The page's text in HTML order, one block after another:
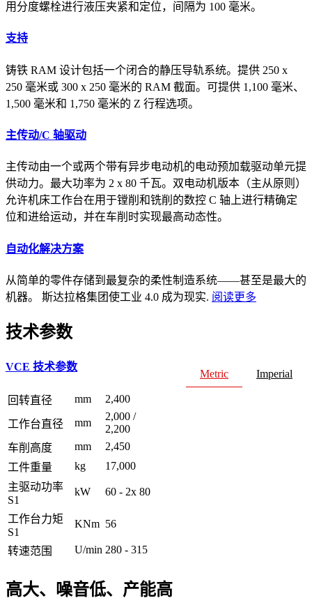
用分度螺栓进行液压夹紧和定位，间隔为 100 毫米。
支持
铸铁 RAM 设计包括一个闭合的静压导轨系统。提供 250 x
250 毫米或 300 x 250 毫米的 RAM 截面。可提供 1,100 毫米、
1,500 毫米和 1,750 毫米的 Z 行程选项。
主传动/C 轴驱动
主传动由一个或两个带有异步电动机的电动预加载驱动单元提
供动力。最大功率为 2 x 80 千瓦。双电动机版本（主从原则）
允许机床工作台在用于镗削和铣削的数控 C 轴上进行精确定
位和进给运动，并在车削时实现最高动态性。
自动化解决方案
从简单的零件存储到最复杂的柔性制造系统——甚至是最大的
机器。 斯达拉格集团使工业 4.0 成为现实. 阅读更多
技术参数
Metric Imperial
VCE 技术参数
回转直径 mm 2,400
工作台直径 mm
2,000 /
2,200
车削高度
mm
2,450
工件重量
kg
17,000
主驱动功率
S1
kW 60 - 2x 80
工作台力矩
S1
KNm 56
转速范围 U/min 280 - 315
高大、噪音低、产能高